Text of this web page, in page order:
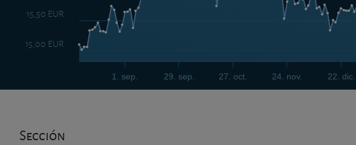
1. sep. 29. sep. 27. oct. 24. nov. 22. dic.
15,00 EUR
15,50 EUR
Sección